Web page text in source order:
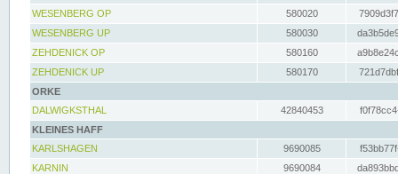
WESENBERG OP
580020
WESENBERG UP
580030
ZEHDENICK OP
580160
ZEHDENICK UP
580170
ORKE
DALWIGKSTHAL
42840453
KLEINES HAFF
KARLSHAGEN
9690085
KARNIN
9690084